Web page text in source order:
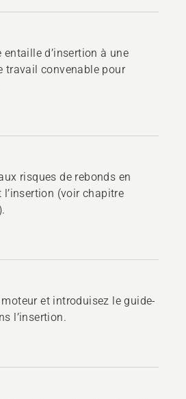
entaille d’insertion à une
travail convenable pour
risques de rebonds en
(voir chapitre
et introduisez le guide-
l’insertion.